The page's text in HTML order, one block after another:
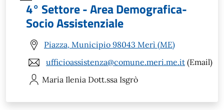
4° Settore - Area Demografica-
Socio Assistenziale
Piazza, Municipio 98043 Merì (ME)
ufficioassistenza@comune.meri.me.it (Email)
Maria Ilenia Dott.ssa Isgrò